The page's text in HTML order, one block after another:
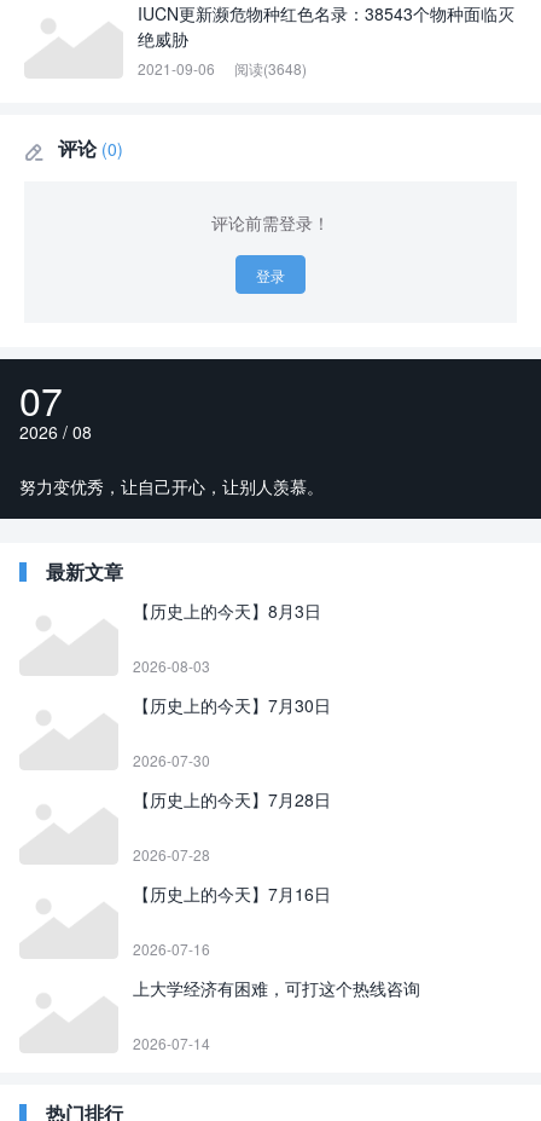
IUCN更新濒危物种红色名录：38543个物种面临灭
绝威胁
2021-09-06 阅读(3648)
 评论 (0)
评论前需登录！
登录
07
2026 / 08
努力变优秀，让自己开心，让别人羡慕。
最新文章
【历史上的今天】8月3日
2026-08-03
【历史上的今天】7月30日
2026-07-30
【历史上的今天】7月28日
2026-07-28
【历史上的今天】7月16日
2026-07-16
上大学经济有困难，可打这个热线咨询
2026-07-14
热门排行